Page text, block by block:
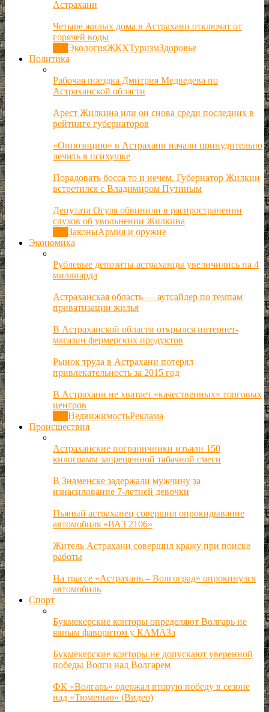
Астрахани
Четыре жилых дома в Астрахани отключат от
горячей воды
ЭкологияЖКХТуризмЗдоровье
Политика
Рабочая поездка Дмитрия Медведева по
Астраханской области
Арест Жилкина или он снова среди последних в
рейтинге губернаторов
«Оппозицию» в Астрахани начали принудительно
лечить в психушке
Порадовать босса то и нечем. Губернатор Жилкин
встретился с Владимиром Путиным
Депутата Огуля обвинили в распространении
слухов об увольнении Жилкина
ЗаконыАрмия и оружие
Экономика
Рублевые депозиты астраханцы увеличились на 4
миллиарда
Астраханская область — аутсайдер по темпам
приватизации жилья
В Астраханской области открылся интернет-
магазин фермерских продуктов
Рынок труда в Астрахани потерял
привлекательность за 2015 год
В Астрахани не хватает «качественных» торговых
центров
НедвижимостьРеклама
Происшествия
Астраханские пограничники изъяли 150
килограмм запрещенной табачной смеси
В Знаменске задержали мужчину за
изнасилование 7-летней девочки
Пьяный астраханец совершил опрокидывание
автомобиля «ВАЗ 2106»
Житель Астрахани совершил кражу при поиске
работы
На трассе «Астрахань – Волгоград» опрокинулся
автомобиль
Спорт
Букмекерские конторы определяют Волгарь не
явным фаворитом у КАМАЗа
Букмекерские конторы не допускают уверенной
победы Волги над Волгарем
ФК «Волгарь» одержал вторую победу в сезоне
над «Тюменью» (Видео)